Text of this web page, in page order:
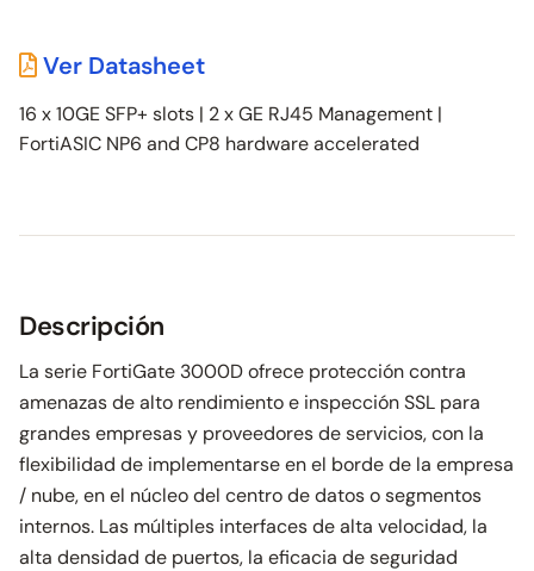
Ver Datasheet
16 x 10GE SFP+ slots | 2 x GE RJ45 Management |
FortiASIC NP6 and CP8 hardware accelerated
Descripción
La serie FortiGate 3000D ofrece protección contra
amenazas de alto rendimiento e inspección SSL para
grandes empresas y proveedores de servicios, con la
flexibilidad de implementarse en el borde de la empresa
/ nube, en el núcleo del centro de datos o segmentos
internos. Las múltiples interfaces de alta velocidad, la
alta densidad de puertos, la eficacia de seguridad